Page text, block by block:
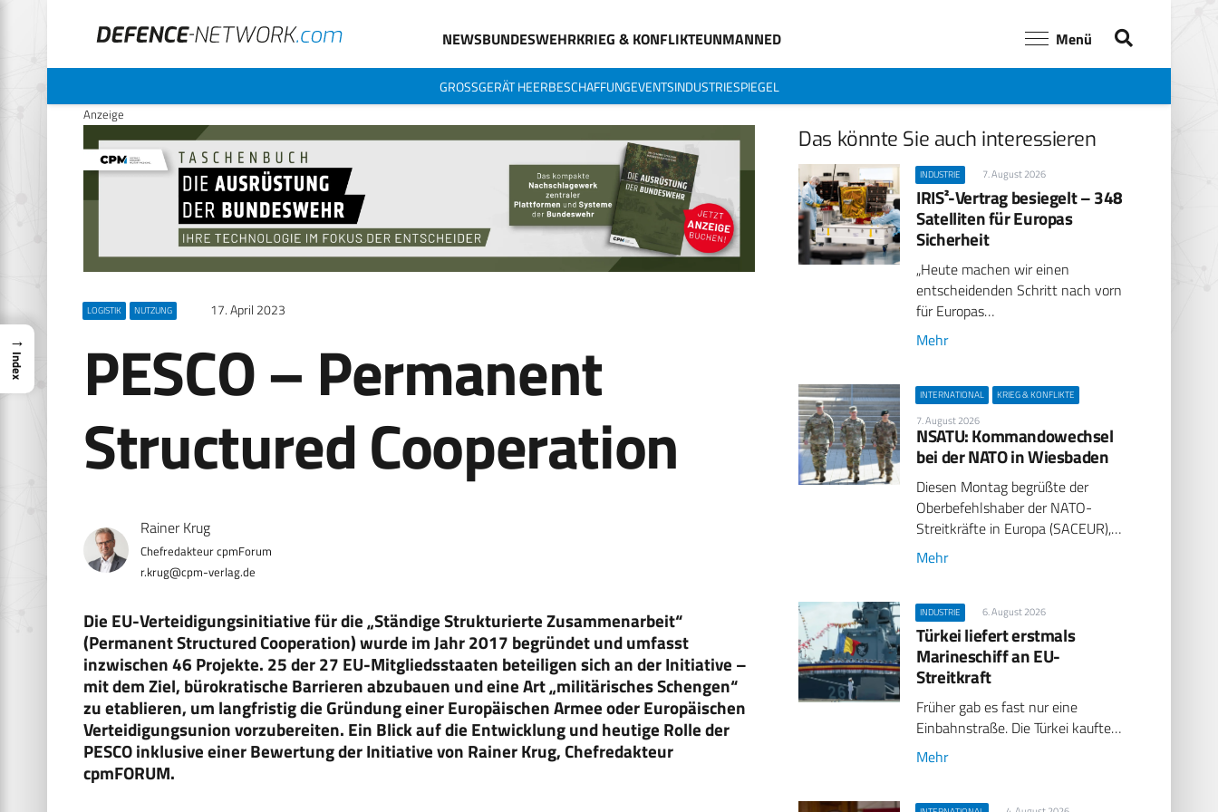
NEWSBUNDESWEHRKRIEG & KONFLIKTEUNMANNED Menü
GROSSGERÄT HEERBESCHAFFUNGEVENTSINDUSTRIESPIEGEL
Anzeige
LOGISTIK NUTZUNG 17. April 2023
PESCO – Permanent
Structured Cooperation
Rainer Krug
r.krug@cpm-verlag.de
Die EU-Verteidigungsinitiative für die „Ständige Strukturierte Zusammenarbeit“
(Permanent Structured Cooperation) wurde im Jahr 2017 begründet und umfasst
inzwischen 46 Projekte. 25 der 27 EU-Mitgliedsstaaten beteiligen sich an der Initiative –
mit dem Ziel, bürokratische Barrieren abzubauen und eine Art „militärisches Schengen“
zu etablieren, um langfristig die Gründung einer Europäischen Armee oder Europäischen
Verteidigungsunion vorzubereiten. Ein Blick auf die Entwicklung und heutige Rolle der
PESCO inklusive einer Bewertung der Initiative von Rainer Krug, Chefredakteur
cpmFORUM.
Das könnte Sie auch interessieren
INDUSTRIE 7. August 2026
IRIS²-Vertrag besiegelt – 348
Satelliten für Europas
Sicherheit
„Heute machen wir einen
entscheidenden Schritt nach vorn
für Europas…
Mehr
INTERNATIONAL KRIEG & KONFLIKTE
7. August 2026
NSATU: Kommandowechsel
bei der NATO in Wiesbaden
Diesen Montag begrüßte der
Oberbefehlshaber der NATO-
Streitkräfte in Europa (SACEUR),…
Mehr
INDUSTRIE 6. August 2026
Türkei liefert erstmals
Marineschiff an EU-
Streitkraft
Früher gab es fast nur eine
Einbahnstraße. Die Türkei kaufte…
Mehr
→
Index